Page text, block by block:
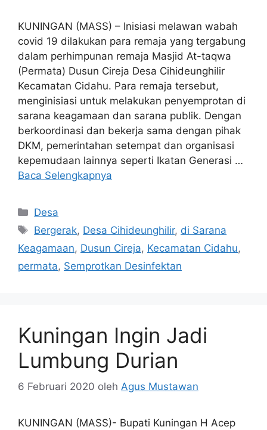
KUNINGAN (MASS) – Inisiasi melawan wabah
covid 19 dilakukan para remaja yang tergabung
dalam perhimpunan remaja Masjid At-taqwa
(Permata) Dusun Cireja Desa Cihideunghilir
Kecamatan Cidahu. Para remaja tersebut,
menginisiasi untuk melakukan penyemprotan di
sarana keagamaan dan sarana publik. Dengan
berkoordinasi dan bekerja sama dengan pihak
DKM, pemerintahan setempat dan organisasi
kepemudaan lainnya seperti Ikatan Generasi …
Baca Selengkapnya
Kategori
Desa
Tag
Bergerak, Desa Cihideunghilir, di Sarana
Keagamaan, Dusun Cireja, Kecamatan Cidahu,
permata, Semprotkan Desinfektan
Kuningan Ingin Jadi
Lumbung Durian
6 Februari 2020 oleh Agus Mustawan
KUNINGAN (MASS)- Bupati Kuningan H Acep